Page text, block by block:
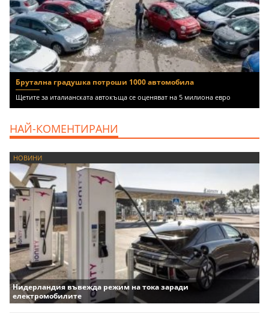
Брутална градушка потроши 1000 автомобила
Щетите за италианската автокъща се оценяват на 5 милиона евро
НАЙ-КОМЕНТИРАНИ
НОВИНИ
Нидерландия въвежда режим на тока заради
електромобилите